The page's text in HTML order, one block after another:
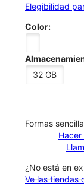
Elegibilidad
Color:
32 GB
​​​​​​​Formas
¿No está en
Ve las tiendas